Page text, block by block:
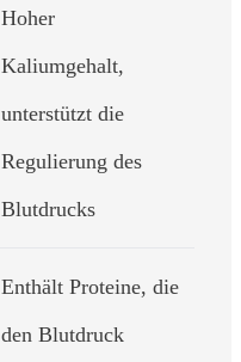
Hoher
Kaliumgehalt,
unterstützt die
Regulierung des
Blutdrucks
Enthält Proteine, die
den Blutdruck